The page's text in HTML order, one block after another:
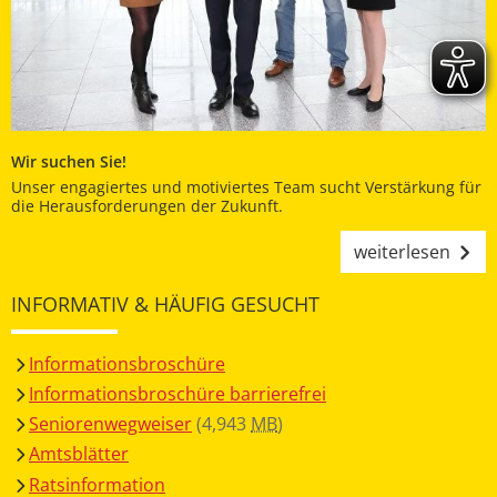
Wir suchen Sie!
Unser engagiertes und motiviertes Team sucht Verstärkung für
die Herausforderungen der Zukunft.
weiterlesen
INFORMATIV & HÄUFIG GESUCHT
Informationsbroschüre
Informationsbroschüre barrierefrei
Seniorenwegweiser(4,943 MB)
Amtsblätter
Ratsinformation